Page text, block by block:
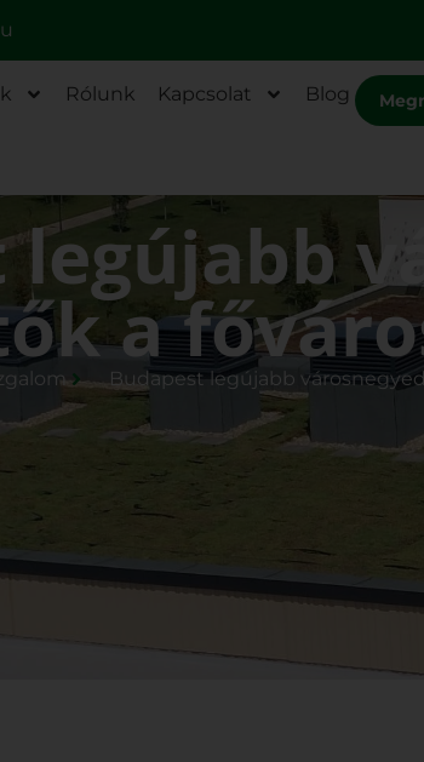
Rólunk Kapcsolat Blog
legújabb
a
Budapest legújabb